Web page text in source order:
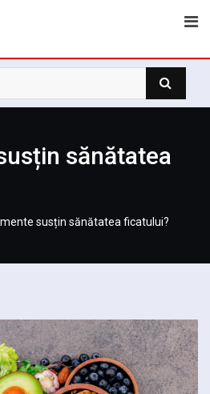
sănătatea
susțin sănătatea ficatului?